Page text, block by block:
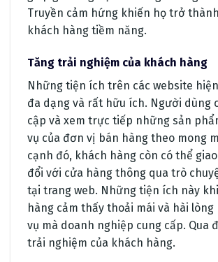
Truyền cảm hứng khiến họ trở
khách hàng tiềm năng.
Tăng trải nghiệm của khách hàng
Những tiện ích trên các website
đa dạng và rất hữu ích. Người dùng
cập và xem trực tiếp những sản
vụ của đơn vị bán hàng theo mong
cạnh đó, khách hàng còn có thể
đổi với cửa hàng thông qua trò
tại trang web. Những tiện ích này
hàng cảm thấy thoải mái và hài
vụ mà doanh nghiệp cung cấp. Qua
trải nghiệm của khách hàng.